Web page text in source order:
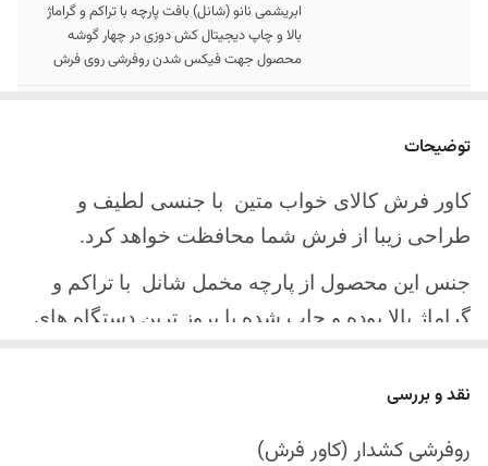
ابریشمی نانو (شانل) بافت پارچه با تراکم و گراماژ
بالا و چاپ دیجیتال کش دوزی در چهار گوشه
محصول جهت فیکس شدن روفرشی روی فرش
آینده
توضیحات
کاور فرش کالای خواب متین با جنسی لطیف و
طراحی زیبا از فرش شما محافظت خواهد کرد.
جنس این محصول از پارچه مخمل شانل با تراکم و
گراماژ بالا بوده و چاپ شده با بروز ترین دستگاه های
چهار گوشه این محصول با کش باکیفیت دوخته‌شده
نقد و بررسی
روفرشی کشدار (کاور فرش)